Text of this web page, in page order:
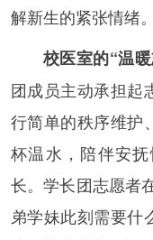
解新生的紧张情绪。
校医室的“温暖
团成员主动承担起
行简单的秩序维护
杯温水，陪伴安
长。学长团志愿者
弟学妹此刻需要什